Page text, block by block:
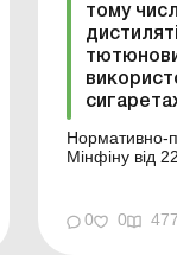
тому
Нормативно-
Мінфіну від
ввезення на
вивезення за
0 0 477